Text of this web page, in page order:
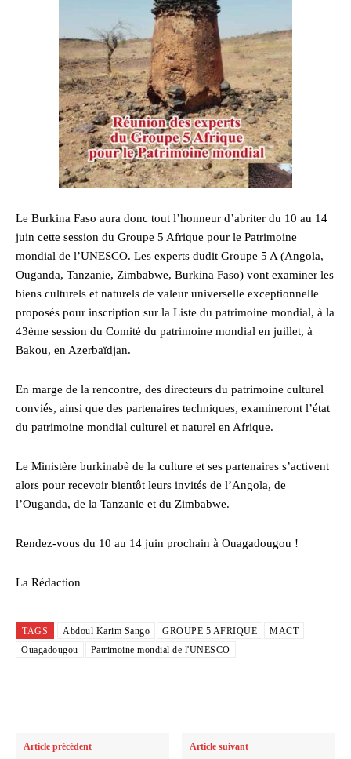
Le Burkina Faso aura donc tout l’honneur d’abriter du 10 au 14
juin cette session du Groupe 5 Afrique pour le Patrimoine
mondial de l’UNESCO. Les experts dudit Groupe 5 A (Angola,
Ouganda, Tanzanie, Zimbabwe, Burkina Faso) vont examiner les
biens culturels et naturels de valeur universelle exceptionnelle
proposés pour inscription sur la Liste du patrimoine mondial, à la
43ème session du Comité du patrimoine mondial en juillet, à
Bakou, en Azerbaïdjan.
En marge de la rencontre, des directeurs du patrimoine culturel
conviés, ainsi que des partenaires techniques, examineront l’état
du patrimoine mondial culturel et naturel en Afrique.
Le Ministère burkinabè de la culture et ses partenaires s’activent
alors pour recevoir bientôt leurs invités de l’Angola, de
l’Ouganda, de la Tanzanie et du Zimbabwe.
Rendez-vous du 10 au 14 juin prochain à Ouagadougou !
La Rédaction
TAGS Abdoul Karim Sango GROUPE 5 AFRIQUE
MACT
Ouagadougou
Patrimoine mondial de l'UNESCO
Article précédent Article suivant